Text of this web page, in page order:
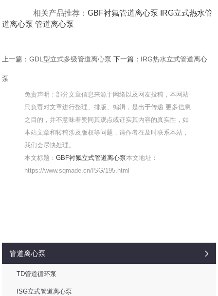
相关产品推荐：GBF衬氟管道离心泵
IRG立式热水管
道离心泵 管道离心泵
上一篇：GDL型立式多级管道离心泵 下一篇： IRG热水立式管道离心
泵
免责声明：部分文章信息来源于网络以及网友投稿，本网站
只负责对文章进行整理、排版、编辑，是出于传递 更多信息
之目的，并不意味着赞同其观点或证实其内容的真实性，如
本站文章和转稿涉及版权等问题，请作者在及时联系本站，
我们会尽快处理。
本文标题：GBF衬氟立式管道离心泵本文地址：
https://www.sqmade.cn/ISG/195.html
管道离心泵
TD管道循环泵
ISG立式管道离心泵